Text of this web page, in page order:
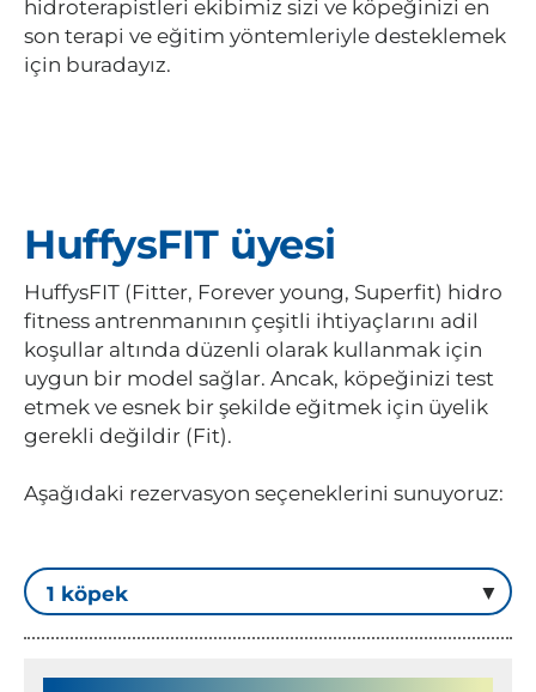
hidroterapistleri ekibimiz sizi ve köpeğinizi en
son terapi ve eğitim yöntemleriyle desteklemek
için buradayız.
HuffysFIT üyesi
HuffysFIT (Fitter, Forever young, Superfit) hidro
fitness antrenmanının çeşitli ihtiyaçlarını adil
koşullar altında düzenli olarak kullanmak için
uygun bir model sağlar. Ancak, köpeğinizi test
etmek ve esnek bir şekilde eğitmek için üyelik
gerekli değildir (Fit).
Aşağıdaki rezervasyon seçeneklerini sunuyoruz: